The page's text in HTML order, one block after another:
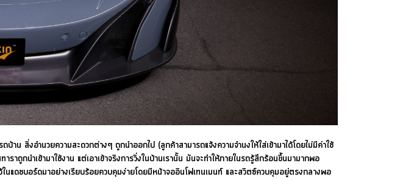
น สิ่งอำนวยความสะดวกต่างๆ ถูกนำออกไป (ลูกค้าสามารถแจ้งความจำนงให้ใส่เข้ามาได้โดยไม่มีค่าใช้
ถูกนำเข้ามาใช้งาน แต่เอาเข้าจริงการวิ่งในบ้านเรานั้น มันจะทำให้ภายในรถรู้สึกร้อนขึ้นมามากพอ
นแดชบอร์ดมาอย่างเรียบร้อยควบคุมง่ายโดยมีหน้าจออินโฟเทนเมนท์ และสวิตซ์ควบคุมอยู่ตรงกลางพอ